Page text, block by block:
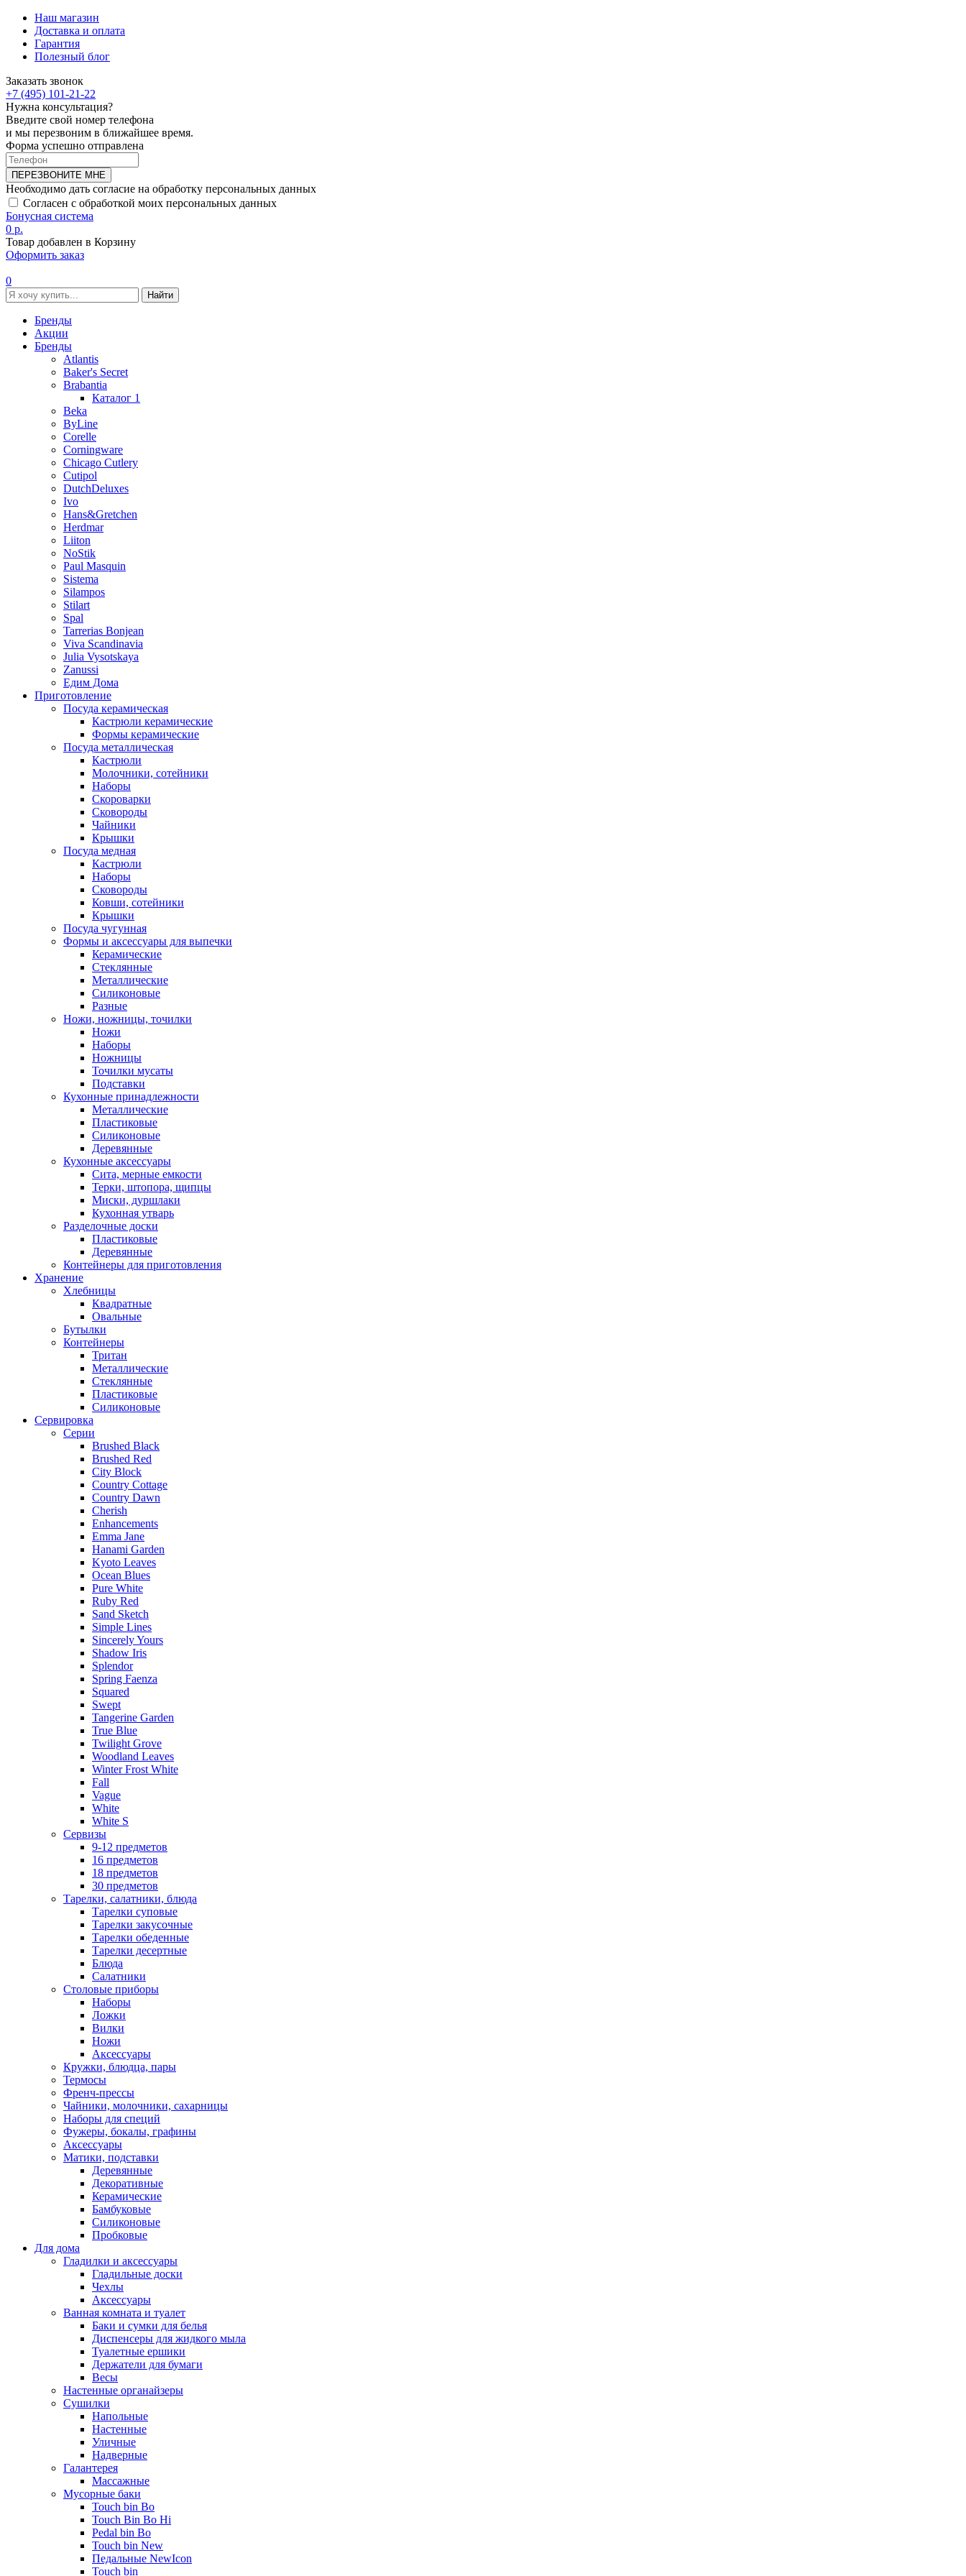
Наш магазин
Доставка и оплата
Гарантия
Полезный блог
Заказать звонок
+7 (495) 101-21-22
Нужна консультация?
Введите свой номер телефона
и мы перезвоним в ближайшее время.
Форма успешно отправлена
ПЕРЕЗВОНИТЕ МНЕ
Необходимо дать согласие на обработку персональных данных
Согласен с обработкой моих персональных данных
Бонусная система
0 р.
Товар добавлен в Корзину
Оформить заказ
0
Найти
Бренды
Акции
Бренды
Atlantis
Baker's Secret
Brabantia
Каталог 1
Beka
ByLine
Corelle
Corningware
Chicago Cutlery
Cutipol
DutchDeluxes
Ivo
Hans&Gretchen
Herdmar
Liiton
NoStik
Paul Masquin
Sistema
Silampos
Stilart
Spal
Tarrerias Bonjean
Viva Scandinavia
Julia Vysotskaya
Zanussi
Едим Дома
Приготовление
Посуда керамическая
Кастрюли керамические
Формы керамические
Посуда металлическая
Кастрюли
Молочники, сотейники
Наборы
Скороварки
Сковороды
Чайники
Крышки
Посуда медная
Кастрюли
Наборы
Сковороды
Ковши, сотейники
Крышки
Посуда чугунная
Формы и аксессуары для выпечки
Керамические
Стеклянные
Металлические
Силиконовые
Разные
Ножи, ножницы, точилки
Ножи
Наборы
Ножницы
Точилки мусаты
Подставки
Кухонные принадлежности
Металлические
Пластиковые
Силиконовые
Деревянные
Кухонные аксессуары
Сита, мерные емкости
Терки, штопора, щипцы
Миски, дуршлаки
Кухонная утварь
Разделочные доски
Пластиковые
Деревянные
Контейнеры для приготовления
Хранение
Хлебницы
Квадратные
Овальные
Бутылки
Контейнеры
Тритан
Металлические
Стеклянные
Пластиковые
Силиконовые
Сервировка
Серии
Brushed Black
Brushed Red
City Block
Country Cottage
Country Dawn
Cherish
Enhancements
Emma Jane
Hanami Garden
Kyoto Leaves
Ocean Blues
Pure White
Ruby Red
Sand Sketch
Simple Lines
Sincerely Yours
Shadow Iris
Splendor
Spring Faenza
Squared
Swept
Tangerine Garden
True Blue
Twilight Grove
Woodland Leaves
Winter Frost White
Fall
Vague
White
White S
Сервизы
9-12 предметов
16 предметов
18 предметов
30 предметов
Тарелки, салатники, блюда
Тарелки суповые
Тарелки закусочные
Тарелки обеденные
Тарелки десертные
Блюда
Салатники
Столовые приборы
Наборы
Ложки
Вилки
Ножи
Аксессуары
Кружки, блюдца, пары
Термосы
Френч-прессы
Чайники, молочники, сахарницы
Наборы для специй
Фужеры, бокалы, графины
Аксессуары
Матики, подставки
Деревянные
Декоративные
Керамические
Бамбуковые
Силиконовые
Пробковые
Для дома
Гладилки и аксессуары
Гладильные доски
Чехлы
Аксессуары
Ванная комната и туалет
Баки и сумки для белья
Диспенсеры для жидкого мыла
Туалетные ершики
Держатели для бумаги
Весы
Настенные органайзеры
Сушилки
Напольные
Настенные
Уличные
Надверные
Галантерея
Массажные
Мусорные баки
Touch bin Bo
Touch Bin Bo Hi
Pedal bin Bo
Touch bin New
Педальные NewIcon
Touch bin